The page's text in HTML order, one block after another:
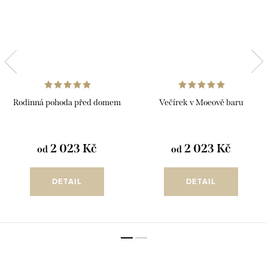
Rodinná pohoda před domem
od 2 023 Kč
DETAIL
Večírek v Moeově baru
od 2 023 Kč
DETAIL